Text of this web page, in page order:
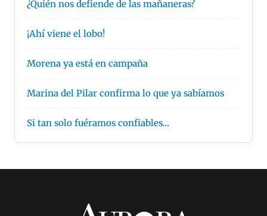
¿Quién nos defiende de las mañaneras?
¡Ahí viene el lobo!
Morena ya está en campaña
Marina del Pilar confirma lo que ya sabíamos
Si tan solo fuéramos confiables…